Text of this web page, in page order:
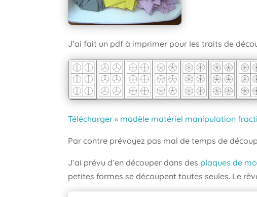
J’ai fait un pdf à imprimer pour les traits de
Télécharger « modèle matériel manipulation
Par contre prévoyez pas mal de temps de
J’ai prévu d’en découper dans des plaques de
petites formes se découpent toutes seules. Le